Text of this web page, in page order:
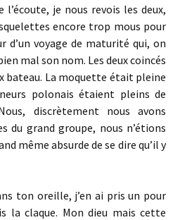
l’écoute, je nous revois les deux,
encore trop mous pour
d’un voyage de maturité qui, on
mal son nom. Les deux coincés
bateau. La moquette était pleine
polonais étaient pleins de
discrètement nous avons
du grand groupe, nous n’étions
même absurde de se dire qu’il y
ton oreille, j’en ai pris un pour
la claque. Mon dieu mais cette